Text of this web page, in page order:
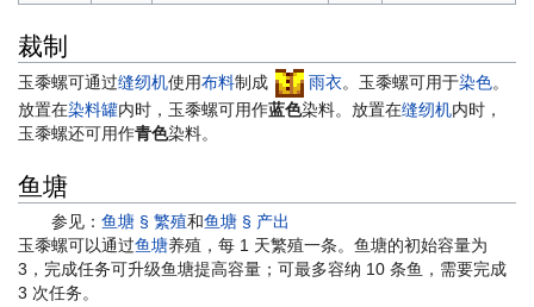
裁制
玉黍螺可通过缝纫机使用布料制成 雨衣。玉黍螺可用于染色。
放置在染料罐内时，玉黍螺可用作蓝色染料。放置在缝纫机内时，
玉黍螺还可用作青色染料。
鱼塘
参见： 鱼塘 § 繁殖和鱼塘 § 产出
玉黍螺可以通过鱼塘养殖，每 1 天繁殖一条。鱼塘的初始容量为
3，完成任务可升级鱼塘提高容量；可最多容纳 10 条鱼，需要完成
3 次任务。